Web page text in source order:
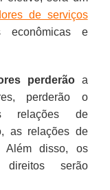
de serviços
econômicas e
perderãoa
perderão o
relações de
as relações de
Além disso, os
direitos serão